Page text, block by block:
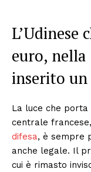
L’Udinese
euro,
inserito un
La luce che
centrale francese,
difesa, è sempre
anche legale. Il
cui è rimasto